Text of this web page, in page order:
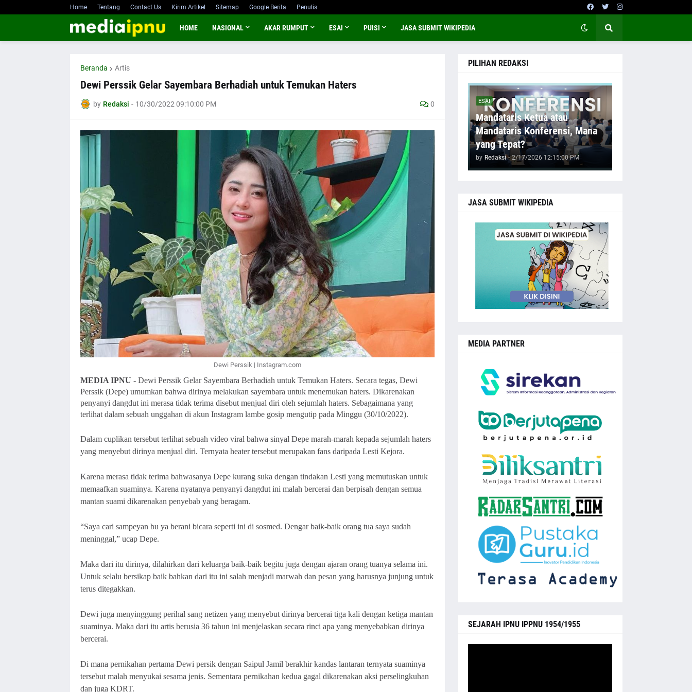
Home Tentang Contact Us Kirim Artikel Sitemap Google Berita Penulis
HOME NASIONAL AKAR RUMPUT ESAI PUISI JASA SUBMIT WIKIPEDIA
Beranda Artis
Dewi Perssik Gelar Sayembara Berhadiah untuk Temukan Haters
by Redaksi - 10/30/2022 09:10:00 PM 0
Dewi Perssik | Instagram.com
MEDIA IPNU - Dewi Perssik Gelar Sayembara Berhadiah untuk Temukan Haters. Secara tegas, Dewi
Perssik (Depe) umumkan bahwa dirinya melakukan sayembara untuk menemukan haters. Dikarenakan
penyanyi dangdut ini merasa tidak terima disebut menjual diri oleh sejumlah haters. Sebagaimana yang
terlihat dalam sebuah unggahan di akun Instagram lambe gosip mengutip pada Minggu (30/10/2022).
Dalam cuplikan tersebut terlihat sebuah video viral bahwa sinyal Depe marah-marah kepada sejumlah haters
yang menyebut dirinya menjual diri. Ternyata heater tersebut merupakan fans daripada Lesti Kejora.
Karena merasa tidak terima bahwasanya Depe kurang suka dengan tindakan Lesti yang memutuskan untuk
memaafkan suaminya. Karena nyatanya penyanyi dangdut ini malah bercerai dan berpisah dengan semua
mantan suami dikarenakan penyebab yang beragam.
“Saya cari sampeyan bu ya berani bicara seperti ini di sosmed. Dengar baik-baik orang tua saya sudah
meninggal,” ucap Depe.
Maka dari itu dirinya, dilahirkan dari keluarga baik-baik begitu juga dengan ajaran orang tuanya selama ini.
Untuk selalu bersikap baik bahkan dari itu ini salah menjadi marwah dan pesan yang harusnya junjung untuk
terus ditegakkan.
Dewi juga menyinggung perihal sang netizen yang menyebut dirinya bercerai tiga kali dengan ketiga mantan
suaminya. Maka dari itu artis berusia 36 tahun ini menjelaskan secara rinci apa yang menyebabkan dirinya
bercerai.
Di mana pernikahan pertama Dewi persik dengan Saipul Jamil berakhir kandas lantaran ternyata suaminya
tersebut malah menyukai sesama jenis. Sementara pernikahan kedua gagal dikarenakan aksi perselingkuhan
dan juga KDRT.
PILIHAN REDAKSI
ESAI
Mandataris Ketua atau
Mandataris Konferensi, Mana
yang Tepat?
by Redaksi - 2/17/2026 12:15:00 PM
JASA SUBMIT WIKIPEDIA
MEDIA PARTNER
SEJARAH IPNU IPPNU 1954/1955